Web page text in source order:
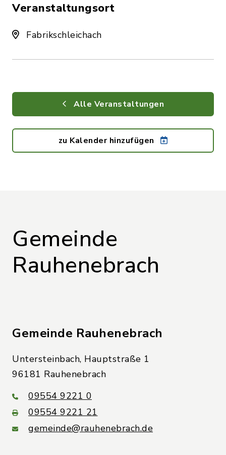
Veranstaltungsort
Fabrikschleichach
Alle Veranstaltungen
zu Kalender hinzufügen
Gemeinde
Rauhenebrach
Gemeinde Rauhenebrach
Untersteinbach, Hauptstraße 1
96181 Rauhenebrach
09554 9221 0
09554 9221 21
gemeinde@rauhenebrach.de